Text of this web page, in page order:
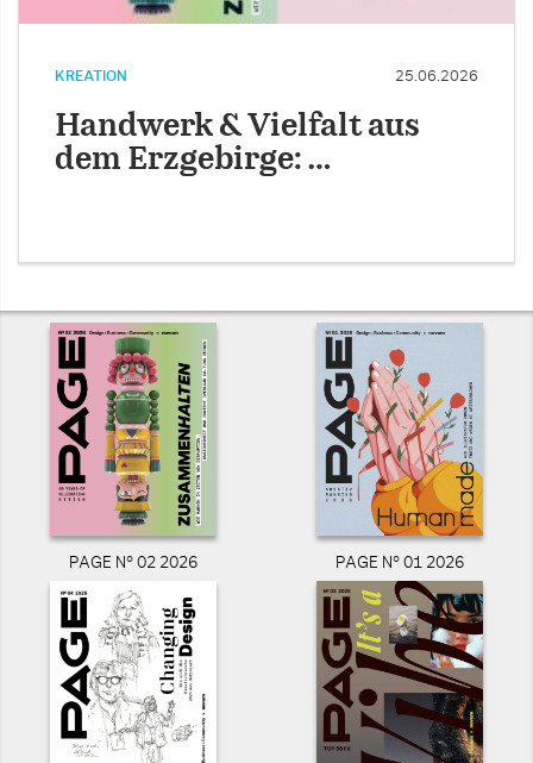
KREATION 25.06.2026
Handwerk & Vielfalt aus
dem Erzgebirge: …
PAGE N° 02 2026 PAGE N° 01 2026